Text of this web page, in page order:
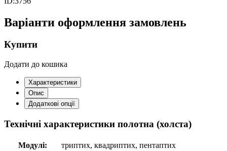
Варіанти оформлення замовлень
Купити
Додати до кошика
Характеристики
Опис
Додаткові опції
Технічні характеристики полотна (холста)
Модулі: триптих, квадриптих, пентаптих